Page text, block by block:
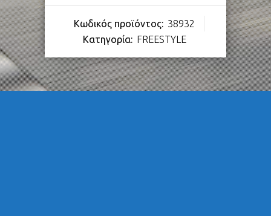
Κωδικός προϊόντος: 38932
Κατηγορία: FREESTYLE